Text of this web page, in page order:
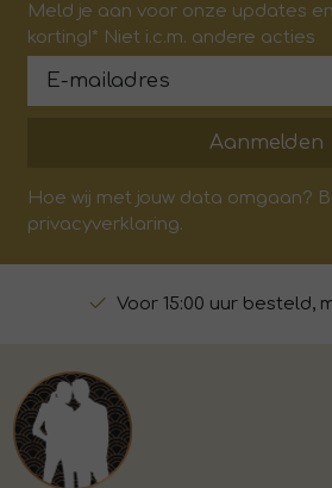
Meld je aan voor onze updates
korting!* Niet i.c.m. andere acties
Aanmelden
Hoe wij met jouw data omgaan?
privacyverklaring.
Voor 15:00 uur besteld,